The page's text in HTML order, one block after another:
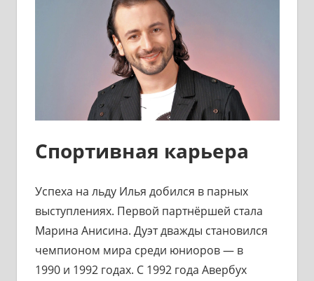
Спортивная карьера
Успеха на льду Илья добился в парных
выступлениях. Первой партнёршей стала
Марина Анисина. Дуэт дважды становился
чемпионом мира среди юниоров — в
1990 и 1992 годах. С 1992 года Авербух